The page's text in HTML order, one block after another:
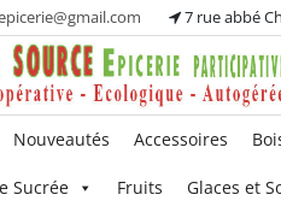
7 rue abbé
– Epicerie
adhérents sont propriétaires et
la maintenance de leur épicerie!
Nouveautés Accessoires
Sucrée Fruits Glaces et